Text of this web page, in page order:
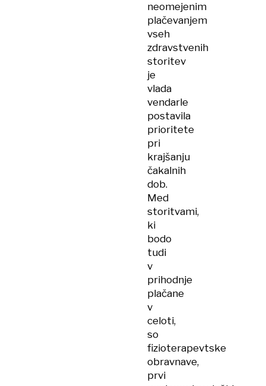
neomejenim
plačevanjem
vseh
zdravstvenih
storitev
je
vlada
vendarle
postavila
prioritete
pri
krajšanju
čakalnih
dob.
Med
storitvami,
ki
bodo
tudi
v
prihodnje
plačane
v
celoti,
so
fizioterapevtske
obravnave,
prvi